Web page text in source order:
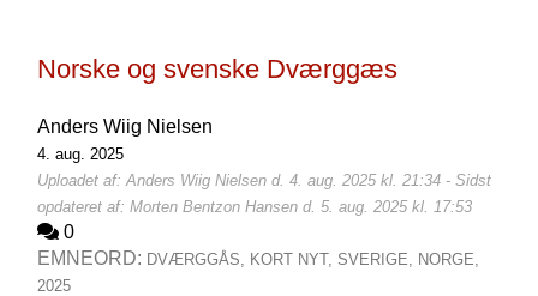
Norske og svenske Dværggæs
Anders Wiig Nielsen
4. aug. 2025
Uploadet af: Anders Wiig Nielsen d. 4. aug. 2025 kl. 21:34 - Sidst
opdateret af: Morten Bentzon Hansen d. 5. aug. 2025 kl. 17:53
0
EMNEORD: DVÆRGGÅS, KORT NYT, SVERIGE, NORGE,
2025